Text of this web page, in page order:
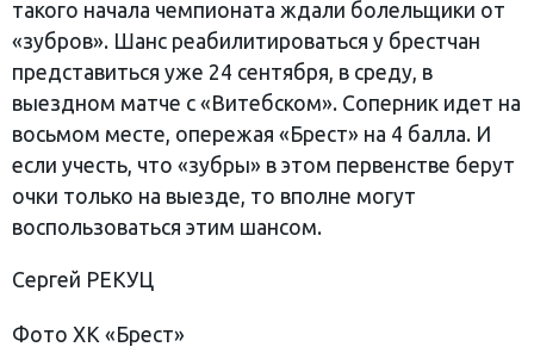
такого начала чемпионата ждали болельщики от
«зубров». Шанс реабилитироваться у брестчан
представиться уже 24 сентября, в среду, в
выездном матче с «Витебском». Соперник идет на
восьмом месте, опережая «Брест» на 4 балла. И
если учесть, что «зубры» в этом первенстве берут
очки только на выезде, то вполне могут
воспользоваться этим шансом.
Сергей РЕКУЦ
Фото ХК «Брест»